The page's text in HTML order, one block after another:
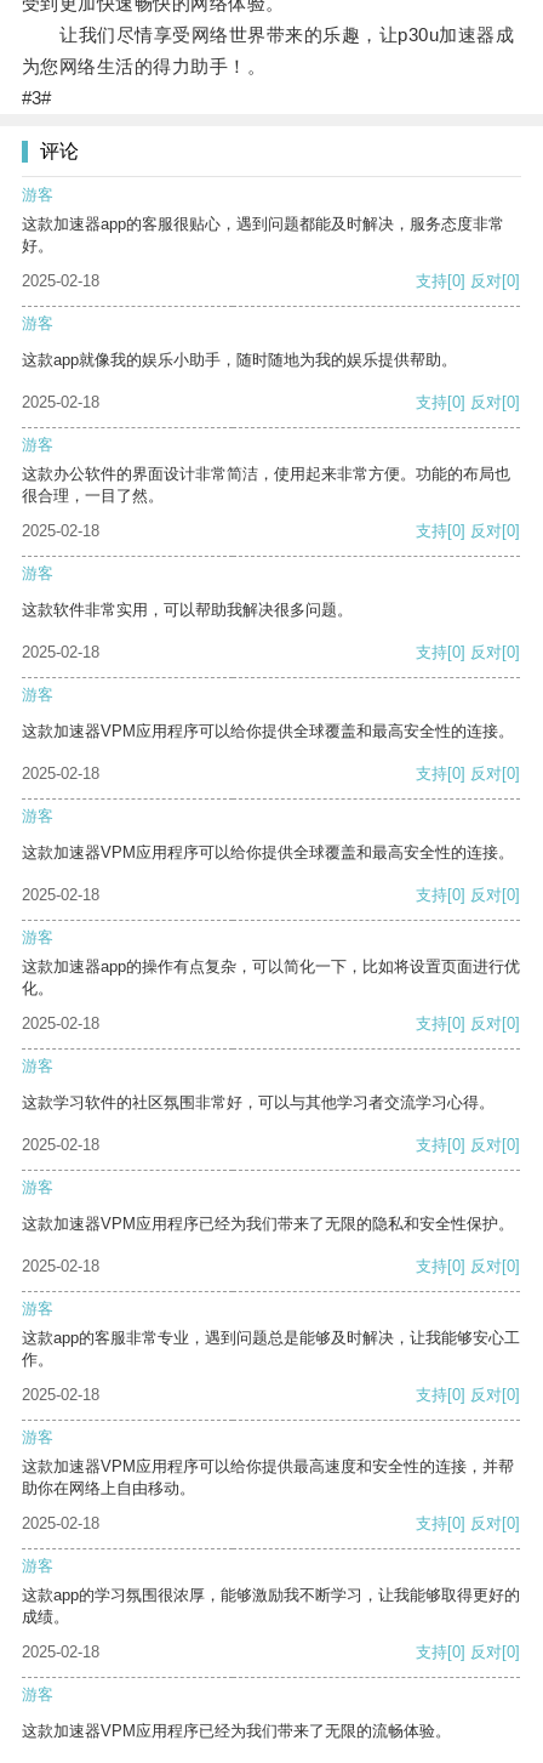
让我们尽情享受网络世界带来的乐趣，让p30u加速器成
为您网络生活的得力助手！。
#3#
评论
游客
这款加速器app的客服很贴心，遇到问题都能及时解决，服务态度非常
好。
2025-02-18
支持[0] 反对[0]
游客
这款app就像我的娱乐小助手，随时随地为我的娱乐提供帮助。
2025-02-18 支持[0] 反对[0]
游客
这款办公软件的界面设计非常简洁，使用起来非常方便。功能的布局也
很合理，一目了然。
2025-02-18
支持[0] 反对[0]
游客
这款软件非常实用，可以帮助我解决很多问题。
2025-02-18 支持[0] 反对[0]
游客
这款加速器VPM应用程序可以给你提供全球覆盖和最高安全性的连接。
2025-02-18 支持[0] 反对[0]
游客
这款加速器VPM应用程序可以给你提供全球覆盖和最高安全性的连接。
2025-02-18 支持[0] 反对[0]
游客
这款加速器app的操作有点复杂，可以简化一下，比如将设置页面进行优
化。
2025-02-18
支持[0] 反对[0]
游客
这款学习软件的社区氛围非常好，可以与其他学习者交流学习心得。
2025-02-18 支持[0] 反对[0]
游客
这款加速器VPM应用程序已经为我们带来了无限的隐私和安全性保护。
2025-02-18 支持[0] 反对[0]
游客
这款app的客服非常专业，遇到问题总是能够及时解决，让我能够安心工
作。
2025-02-18
支持[0] 反对[0]
游客
这款加速器VPM应用程序可以给你提供最高速度和安全性的连接，并帮
助你在网络上自由移动。
2025-02-18
支持[0] 反对[0]
游客
这款app的学习氛围很浓厚，能够激励我不断学习，让我能够取得更好的
成绩。
2025-02-18
支持[0] 反对[0]
游客
这款加速器VPM应用程序已经为我们带来了无限的流畅体验。